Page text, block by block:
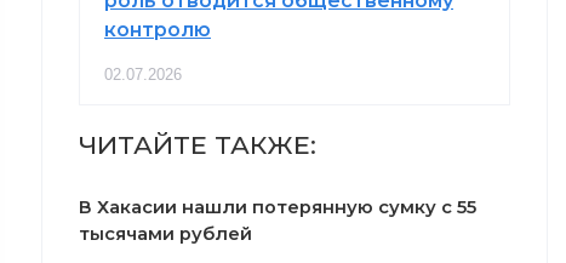
контролю
02.07.2026
ЧИТАЙТЕ ТАКЖЕ:
В Хакасии нашли потерянную сумку с 55
тысячами рублей